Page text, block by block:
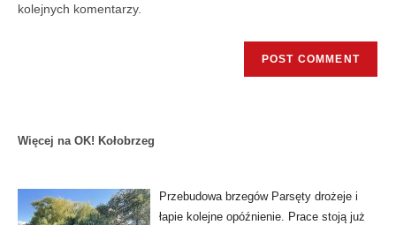
kolejnych komentarzy.
Więcej na OK! Kołobrzeg
Przebudowa brzegów Parsęty drożeje i
łapie kolejne opóźnienie. Prace stoją już